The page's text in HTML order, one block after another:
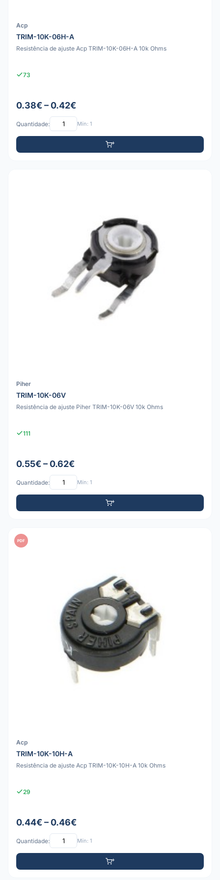
Acp
TRIM-10K-06H-A
Resistência de ajuste Acp TRIM-10K-06H-A 10k Ohms
73
0.38€ – 0.42€
Quantidade: Mín: 1
Piher
TRIM-10K-06V
Resistência de ajuste Piher TRIM-10K-06V 10k Ohms
111
0.55€ – 0.62€
Quantidade: Mín: 1
PDF
Acp
TRIM-10K-10H-A
Resistência de ajuste Acp TRIM-10K-10H-A 10k Ohms
29
0.44€ – 0.46€
Quantidade: Mín: 1